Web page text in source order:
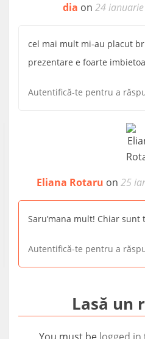
dia on 24
cel mai mult mi-au placut
prezentare e foarte
Autentifică-te pentru a
Eliana Rotaru on 25
Saru’mana mult! Chiar sunt
Autentifică-te pentru a
Lasă un